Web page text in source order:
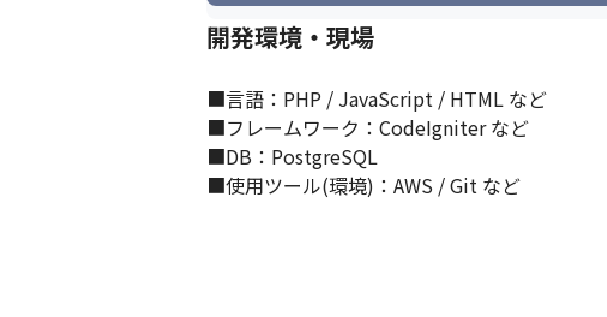
開発環境・現場
■言語：PHP / JavaScript / HTML など
■フレームワーク：CodeIgniter など
■DB：PostgreSQL
■使用ツール(環境)：AWS / Git など